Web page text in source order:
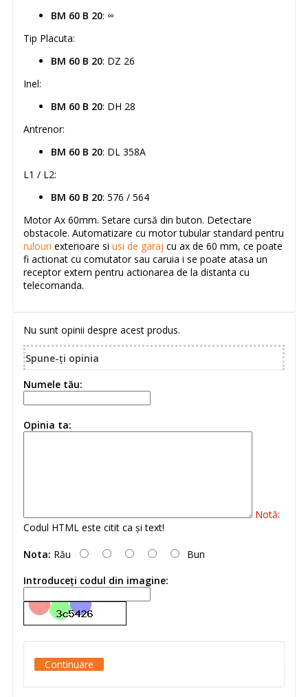
BM 60 B 20: ∞
Tip Placuta:
BM 60 B 20: DZ 26
Inel:
BM 60 B 20: DH 28
Antrenor:
BM 60 B 20: DL 358A
L1 / L2:
BM 60 B 20: 576 / 564
Motor Ax 60mm. Setare cursă din buton. Detectare
obstacole. Automatizare cu motor tubular standard pentru
rulouri exterioare si usi de garaj cu ax de 60 mm, ce poate
fi actionat cu comutator sau caruia i se poate atasa un
receptor extern pentru actionarea de la distanta cu
telecomanda.
Nu sunt opinii despre acest produs.
Spune-ţi opinia
Numele tău:
Opinia ta:
Notă:
Codul HTML este citit ca şi text!
Nota: Rău
Bun
Introduceţi codul din imagine:
Continuare